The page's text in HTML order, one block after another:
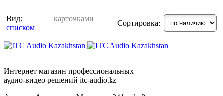
Вид:
карточками
списком
Сортировка:
Интернет магазин профессиональных
аудио-видео решений itc-audio.kz